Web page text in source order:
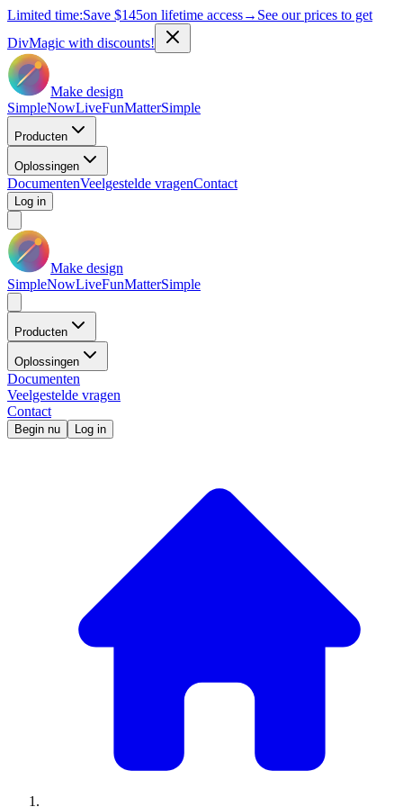
Limited time:Save $145on lifetime access→ See our prices to get
DivMagic with discounts!
Make design
SimpleNowLiveFunMatterSimple
Producten
Oplossingen
DocumentenVeelgestelde vragenContact
Log in
Make design
SimpleNowLiveFunMatterSimple
Producten
Oplossingen
Documenten
Veelgestelde vragen
Contact
Begin nu Log in